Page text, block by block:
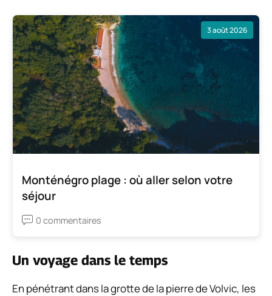
3 août 2026
Monténégro plage : où aller selon votre
séjour
0 commentaires
Un voyage dans le temps
En pénétrant dans la grotte de la pierre de Volvic, les